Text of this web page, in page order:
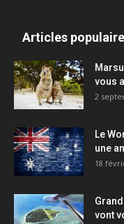
Articles
vous
2
Le
une
18
vont